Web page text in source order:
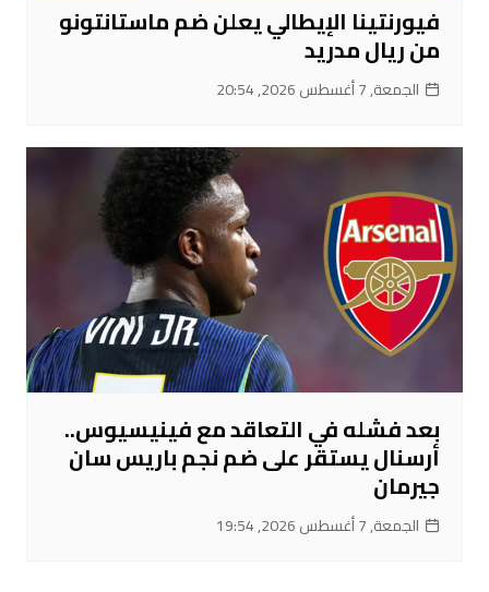
فيورنتينا الإيطالي يعلن ضم ماستانتونو
من ريال مدريد
الجمعة, 7 أغسطس 2026, 20:54
بعد فشله في التعاقد مع فينيسيوس..
أرسنال يستقر على ضم نجم باريس سان
جيرمان
الجمعة, 7 أغسطس 2026, 19:54